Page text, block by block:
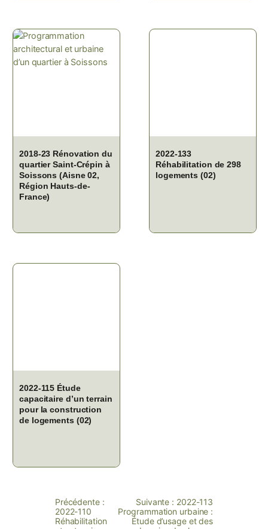
2018-23 Rénovation du
quartier Saint-Crépin à
Soissons (Aisne 02,
Région Hauts-de-
France)
2022-133
Réhabilitation de 298
logements (02)
2022-115 Étude
capacitaire d’un terrain
pour la construction
de logements (02)
Précédente :
2022-110
Réhabilitation
Suivante : 2022-113
Programmation urbaine :
Étude d’usage et des